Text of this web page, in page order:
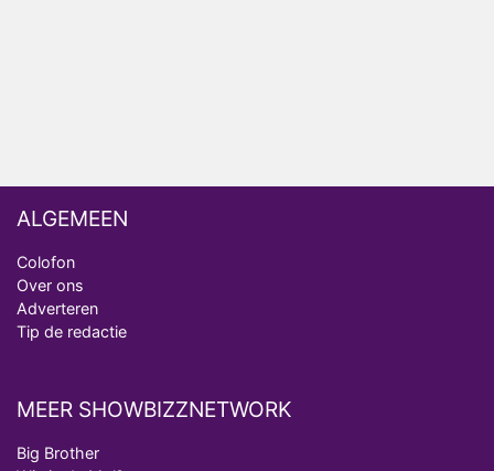
ALGEMEEN
Colofon
Over ons
Adverteren
Tip de redactie
MEER SHOWBIZZNETWORK
Big Brother